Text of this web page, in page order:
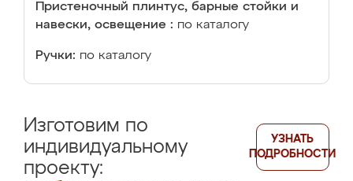
Пристеночный плинтус, барные стойки и
навески, освещение : по каталогу
Ручки: по каталогу
Изготовим по
индивидуальному
проекту:
УЗНАТЬ
ПОДРОБНОСТИ